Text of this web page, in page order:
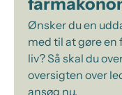
Ønsker du en
med til at gøre en
liv? Så skal du
oversigten over
ansøg nu.